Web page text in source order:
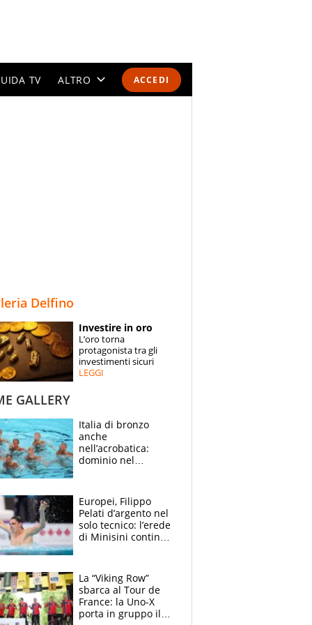
ACCEDI
TV ALTRO
SPECIALI
ESPERTI
Delfino
Investire in oro
L’oro torna
protagonista tra gli
investimenti sicuri
LEGGI
GALLERY
Italia di bronzo
anche
nell’acrobatica:
dominio nel
e compagni
continuare
Europei, Filippo
Pelati d’argento nel
solo tecnico: l’erede
di Minisini continua
mirino
La “Viking Row”
sbarca al Tour de
France: la Uno-X
porta in gruppo il